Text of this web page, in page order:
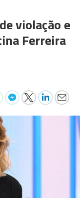
violação e
Ferreira